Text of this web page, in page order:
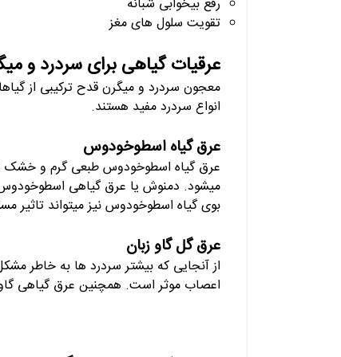
رفع بیخوابی شبانه
تقویت سلول های مغز
عرقیات گیاهی برای سردرد و
معجون سردرد و میگرن قدح ترکیبی از
انواع سردرد مفید هستند.
عرق گیاه اسطوخودوس
عرق گیاه اسطوخودوس طبعی گرم و خشک
میشود. دمنوش یا عرق گیاهی
بوی گیاه اسطوخودوس نیز میتواند تاثیر
عرق گل گاو زبان
از آنجایی که بیشتر سردرد ها به خاطر
اعصاب موثر است. همچنین عرق گیاهی